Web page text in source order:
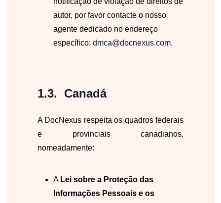
autor, por favor contacte o nosso
agente dedicado no endereço
específico: dmca@docnexus.com.
Canadá
A DocNexus respeita os quadros federais
e provinciais canadianos,
nomeadamente:
A Lei sobre a Proteção das
Informações Pessoais e os